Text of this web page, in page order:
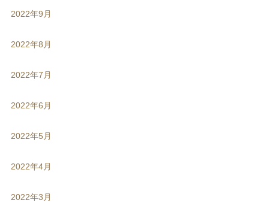
2022年9月
2022年8月
2022年7月
2022年6月
2022年5月
2022年4月
2022年3月